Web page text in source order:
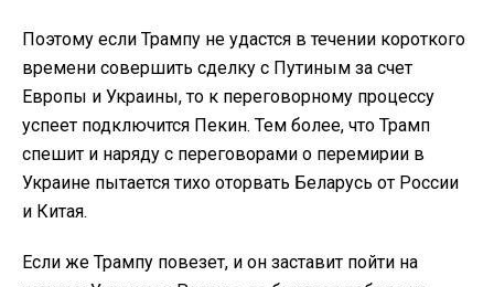
Поэтому если Трампу не удастся в течении короткого
времени совершить сделку с Путиным за счет
Европы и Украины, то к переговорному процессу
успеет подключится Пекин. Тем более, что Трамп
спешит и наряду с переговорами о перемирии в
Украине пытается тихо оторвать Беларусь от России
и Китая.
Если же Трампу повезет, и он заставит пойти на